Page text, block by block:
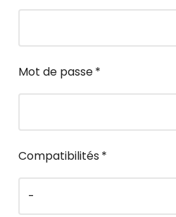
Mot de passe*
Compatibilités *